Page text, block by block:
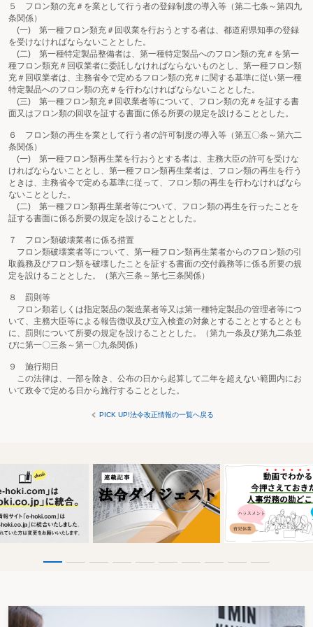
５ フロン類の充＃を業として行う者の登録制度の導入等（第二七条～第四九
条関係）
(一) 第一種フロン類充＃回収業を行おうとする者は、都道府県知事の登録
を受けなければならないこととした。
(二) 第一種特定製品整備者は、第一種特定製品へのフロン類の充＃を第一
種フロン類充＃回収業者に委託しなければならないものとし、第一種フロン類
充＃回収業者は、主務省令で定めるフロン類の充＃に関する基準に従い第一種
特定製品へのフロン類の充＃を行わなければならないこととした。
(三) 第一種フロン類充＃回収業者等について、フロン類の充＃を証する書
面又はフロン類の回収を証する書面に係る所要の規定を設けることとした。
６ フロン類の再生を業として行う者の許可制度の導入等（第五〇条～第六二
条関係）
(一) 第一種フロン類再生業を行おうとする者は、主務大臣の許可を受けな
ければならないこととし、第一種フロン類再生業者は、フロン類の再生を行う
ときは、主務省令で定める基準に従って、フロン類の再生を行わなければなら
ないこととした。
(二) 第一種フロン類再生業者等について、フロン類の再生を行ったことを
証する書面に係る所要の規定を設けることとした。
７ フロン類破壊業者に係る措置
フロン類破壊業者等について、第一種フロン類再生業者からのフロン類の引
取義務及びフロン類を破壊したことを証する書面の交付義務等に係る所要の規
定を設けることとした。（第六三条～第七三条関係）
８ 罰則等
フロン類若しくは指定製品の製造業者等又は第一種特定製品の管理者等につ
いて、主務大臣等による報告徴収及び立入検査の対象とすることとするととも
に、罰則について所要の規定を設けることとした。（第九一条及び第九二条並
びに第一〇三条～第一〇九条関係）
９ 施行期日
この法律は、一部を除き、公布の日から起算して二年を超えない範囲内にお
いて政令で定める日から施行することとした。
PICK UP!法令改正情報の一覧へ戻る